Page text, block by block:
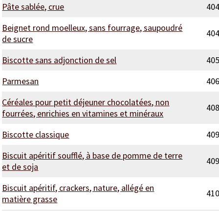
Pâte sablée, crue
404
Beignet rond moelleux, sans fourrage, saupoudré
de sucre
404
Biscotte sans adjonction de sel
405
Parmesan
406
Céréales pour petit déjeuner chocolatées, non
fourrées, enrichies en vitamines et minéraux
408
Biscotte classique
409
Biscuit apéritif soufflé, à base de pomme de terre
et de soja
409
Biscuit apéritif, crackers, nature, allégé en
matière grasse
410